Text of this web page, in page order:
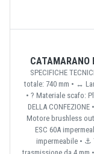
CATAMARANO
SPECIFICHE
totale: 740 mm • ↔️
• ?️ Materiale scafo:
DELLA
Motore brushless
ESC 60A
impermeabile •